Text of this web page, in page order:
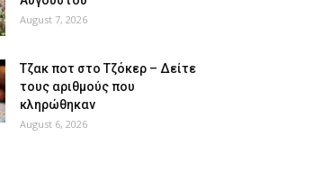
August 7, 2026
Tζακ ποτ στο Τζόκερ – Δείτε
τους αριθμούς που
κληρώθηκαν
August 6, 2026